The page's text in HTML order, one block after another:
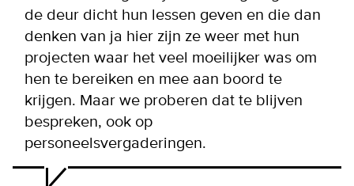
de deur dicht hun lessen geven en die dan
denken van ja hier zijn ze weer met hun
projecten waar het veel moeilijker was om
hen te bereiken en mee aan boord te
krijgen. Maar we proberen dat te blijven
bespreken, ook op
personeelsvergaderingen.